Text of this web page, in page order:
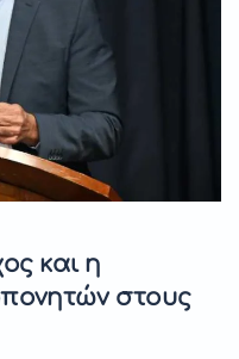
και η
στους